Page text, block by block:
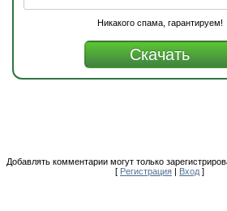
Никакого спама, гарантируем!
Добавлять комментарии могут только
[ Регистрация | Вход ]